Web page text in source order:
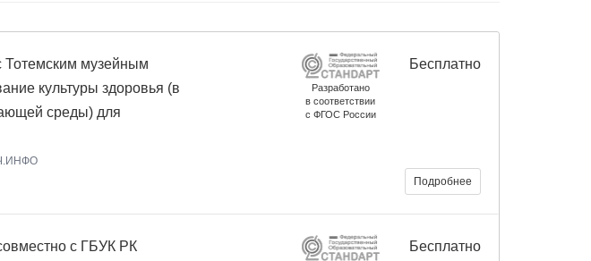
Тотемским музейным
культуры здоровья (в
среды) для
Разработано
в соответствии
с ФГОС России
Бесплатно
Подробнее
с ГБУК РК
Бесплатно